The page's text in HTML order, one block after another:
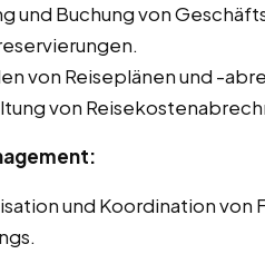
und Buchung von
von Reiseplänen und -
von
und Koordination von